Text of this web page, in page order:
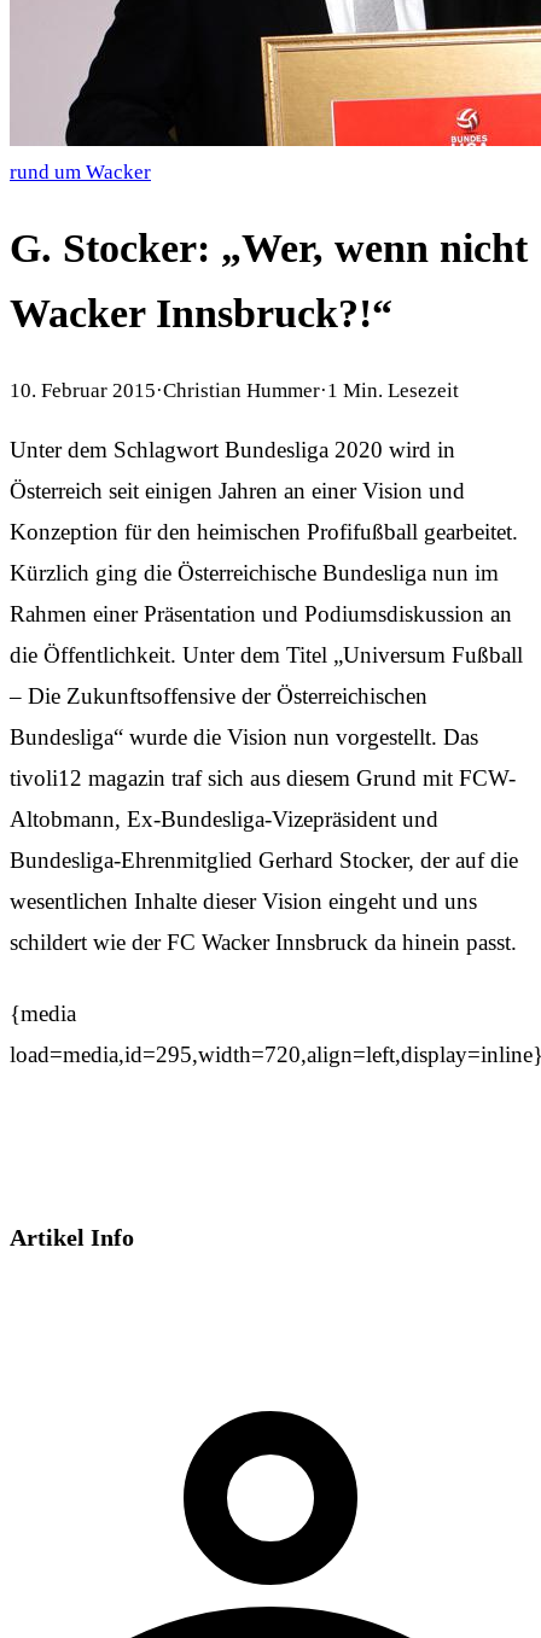
rund um Wacker
G. Stocker: „Wer, wenn nicht
Wacker Innsbruck?!“
10. Februar 2015·Christian Hummer·1 Min. Lesezeit
Unter dem Schlagwort Bundesliga 2020 wird in
Österreich seit einigen Jahren an einer Vision und
Konzeption für den heimischen Profifußball gearbeitet.
Kürzlich ging die Österreichische Bundesliga nun im
Rahmen einer Präsentation und Podiumsdiskussion an
die Öffentlichkeit. Unter dem Titel „Universum Fußball
– Die Zukunftsoffensive der Österreichischen
Bundesliga“ wurde die Vision nun vorgestellt. Das
tivoli12 magazin traf sich aus diesem Grund mit FCW-
Altobmann, Ex-Bundesliga-Vizepräsident und
Bundesliga-Ehrenmitglied Gerhard Stocker, der auf die
wesentlichen Inhalte dieser Vision eingeht und uns
schildert wie der FC Wacker Innsbruck da hinein passt.
{media
Artikel Info